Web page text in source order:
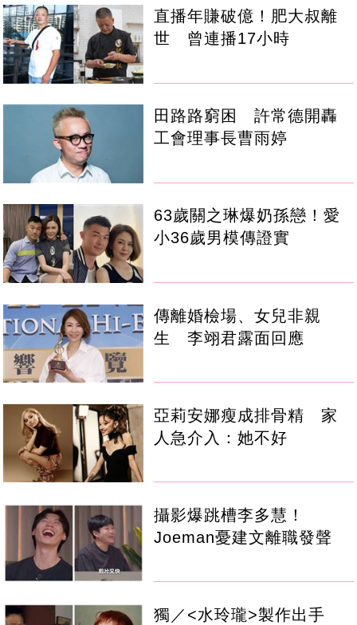
直播年賺破億！肥大叔離
世 曾連播17小時
田路路窮困 許常德開轟
工會理事長曹雨婷
63歲關之琳爆奶孫戀！愛
小36歲男模傳證實
傳離婚檢場、女兒非親
生 李翊君露面回應
亞莉安娜瘦成排骨精 家
人急介入：她不好
攝影爆跳槽李多慧！
Joeman憂建文離職發聲
獨／<水玲瓏>製作出手